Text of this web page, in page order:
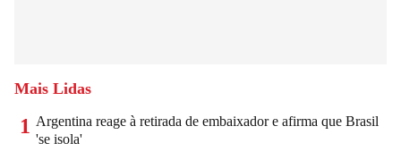
Mais Lidas
1 Argentina reage à retirada de embaixador e afirma que Brasil
'se isola'